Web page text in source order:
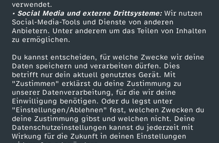
verwendet.
• Social Media und externe Drittsysteme:Wir nutzen
Social-Media-Tools und Dienste von anderen
Anbietern. Unter anderem um das Teilen von Inhalten
zu ermöglichen.
Du kannst entscheiden, für welche Zwecke wir deine
Daten speichern und verarbeiten dürfen. Dies
betrifft nur dein aktuell genutztes Gerät. Mit
"Zustimmen" erklärst du deine Zustimmung zu
unserer Datenverarbeitung, für die wir deine
Einwilligung benötigen. Oder du legst unter
"Einstellungen/Ablehnen" fest, welchen Zwecken du
deine Zustimmung gibst und welchen nicht. Deine
Datenschutzeinstellungen kannst du jederzeit mit
Wirkung für die Zukunft in deinen Einstellungen
m
W
a
s
s
ZDF Unternehmen
Karriere
ZDF goes Schule
Werbefernsehen
Mainzelmännchen